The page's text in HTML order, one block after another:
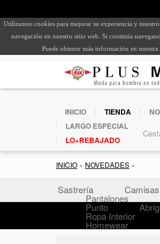
Utilizamos cookies para mejorar su experiencia y
navegación en nuestro sitio web. Si continúa
Puede obtener más información en nuestra
INICIO TIENDA
LARGO ESPECIAL
LO+REBAJADO
INICIO » NOVEDADES »
Sastrería Camisas
Pantalones
Punto
Ropa Interior
Homewear